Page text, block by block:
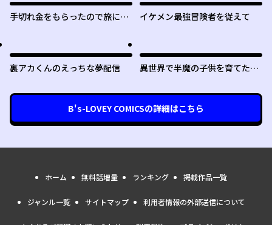
手切れ金をもらったので旅に出
イケメン最強冒険者を従えて
裏アカくんのえっちな夢配信
異世界で半魔の子供を育てたら
B's-LOVEY COMICSの詳細はこちら
ホーム 無料話増量 ランキング 掲載作品一覧
ジャンル一覧 サイトマップ 利用者情報の外部送信について